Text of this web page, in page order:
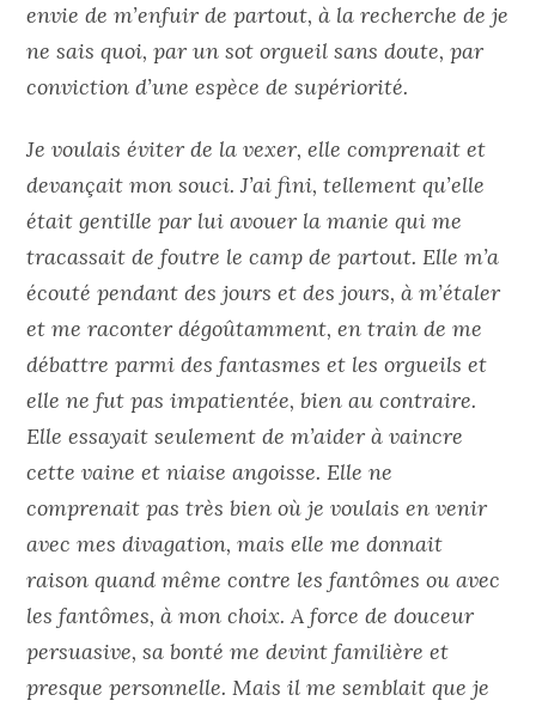
envie de m’enfuir de partout, à la recherche de je
ne sais quoi, par un sot orgueil sans doute, par
conviction d’une espèce de supériorité.
Je voulais éviter de la vexer, elle comprenait et
devançait mon souci. J’ai fini, tellement qu’elle
était gentille par lui avouer la manie qui me
tracassait de foutre le camp de partout. Elle m’a
écouté pendant des jours et des jours, à m’étaler
et me raconter dégoûtamment, en train de me
débattre parmi des fantasmes et les orgueils et
elle ne fut pas impatientée, bien au contraire.
Elle essayait seulement de m’aider à vaincre
cette vaine et niaise angoisse. Elle ne
comprenait pas très bien où je voulais en venir
avec mes divagation, mais elle me donnait
raison quand même contre les fantômes ou avec
les fantômes, à mon choix. A force de douceur
persuasive, sa bonté me devint familière et
presque personnelle. Mais il me semblait que je